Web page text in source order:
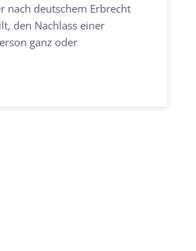
nach deutschem Erbrecht
den Nachlass einer
ganz oder